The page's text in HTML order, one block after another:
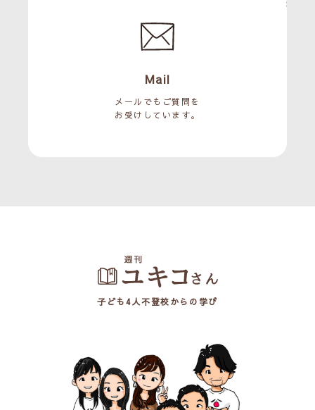
Mail
メールでもご質問を
お受けしています。
子ども4人不登校からの学び